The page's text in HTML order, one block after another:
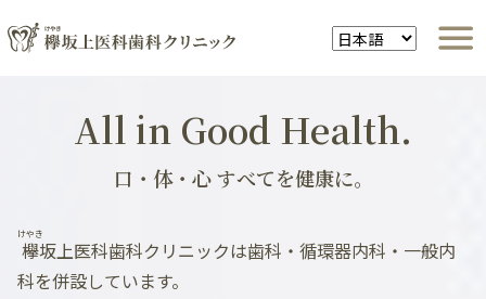
All in Good Health.
口・体・心 すべてを健康に。
欅
けやき
坂上医科歯科クリニックは歯科・循環器内科・一般内
科を併設しています。